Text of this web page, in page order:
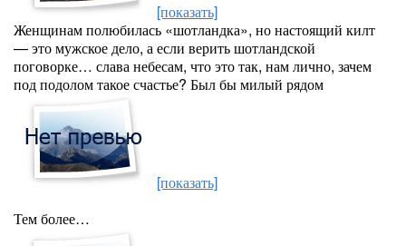
[показать]
Женщинам полюбилась «шотландка», но настоящий килт
— это мужское дело, а если верить шотландской
поговорке… слава небесам, что это так, нам лично, зачем
под подолом такое счастье? Был бы милый рядом
[показать]
Тем более…